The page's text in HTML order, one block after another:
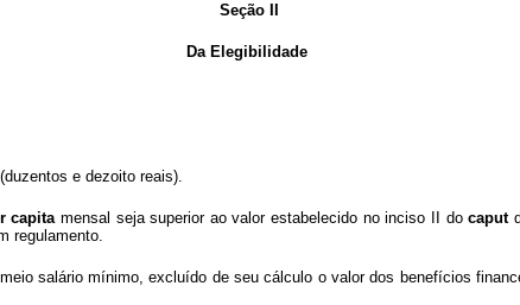
Seção II
Da Elegibilidade
e dezoito reais).
capitamensal seja superior ao valor estabelecido no inciso II docaput
regulamento.
salário mínimo, excluído de seu cálculo o valor dos benefícios